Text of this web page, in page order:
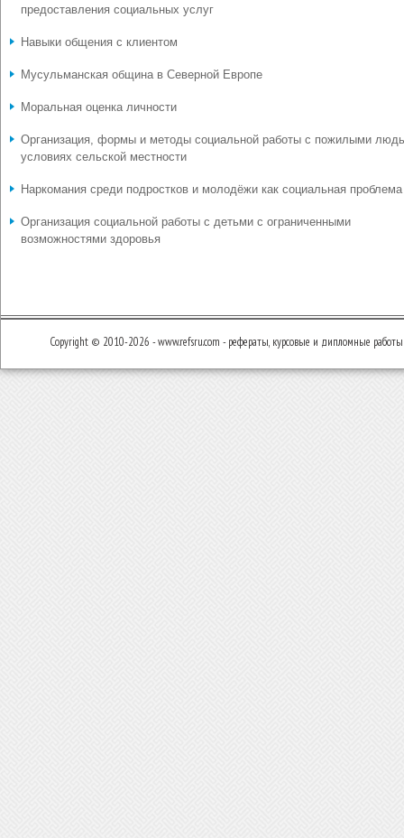
предоставления социальных услуг
Навыки общения с клиентом
Мусульманская община в Северной Европе
Моральная оценка личности
Организация, формы и методы социальной работы с пожилыми
условиях сельской местности
Наркомания среди подростков и молодёжи как социальная проблема
Организация социальной работы с детьми с ограниченными
возможностями здоровья
Copyright © 2010-2026 - www.refsru.com - рефераты, курсовые и дипломные работы